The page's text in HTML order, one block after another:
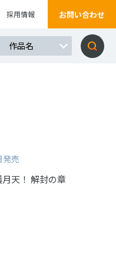
採用情報 お問い合わせ
発売
天！ 解封の章